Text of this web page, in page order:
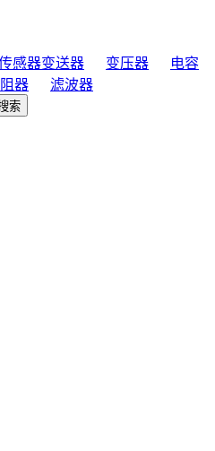
感器变送器 变压器
电容
器 滤波器
索